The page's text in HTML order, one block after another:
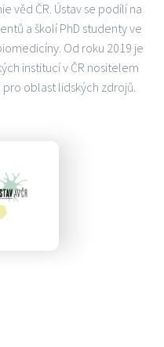
věd ČR. Ústav se podílí na
a školí PhD studenty ve
Od roku 2019 je
institucí v ČR nositelem
oblast lidských zdrojů.